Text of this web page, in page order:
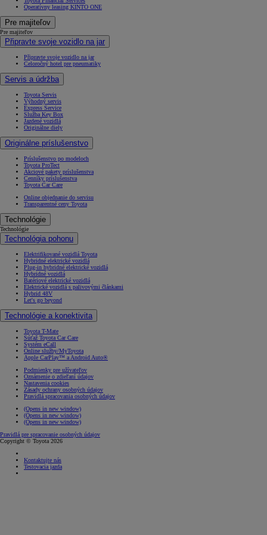
Operatívny leasing KINTO ONE
Pre majiteľov
Pre majiteľov
Připravte svoje vozidlo na jar
Připravte svoje vozidlo na jar
Celoročný hotel pre pneumatiky
Servis a údržba
Toyota Servis
Výhodný servis
Express Service
Služba Key Box
Jazdené vozidlá
Originálne diely
Originálne príslušenstvo
Príslušenstvo po modeloch
Toyota ProTect
Akciové pakety príslušenstva
Cenníky príslušenstva
Toyota Car Care
Online objednanie do servisu
Transparentné ceny Toyota
Technológie
Technológie
Technológia pohonu
Elektrifikované vozidlá Toyota
Hybridné elektrické vozidlá
Plug-in hybridné elektrické vozidlá
Hybridné vozidlá
Batériové elektrické vozidlá
Elektrické vozidlá s palivovými článkami
Hybrid 48V
Let's go beyond
Technológie a konektivita
Toyota T-Mate
Súťaž Toyota Car Care
Systém eCall
Online služby/MyToyota
Apple CarPlay™ a Android Auto®
Podmienky pre užívateľov
Oznámenie o zdieľaní údajov
Nastavenia cookies
Zásady ochrany osobných údajov
Pravidlá spracovania osobných údajov
(Opens in new window)
(Opens in new window)
(Opens in new window)
Pravidlá pre spracovanie osobných údajov
Copyright © Toyota 2026
Kontaktujte nás
Testovacia jazda